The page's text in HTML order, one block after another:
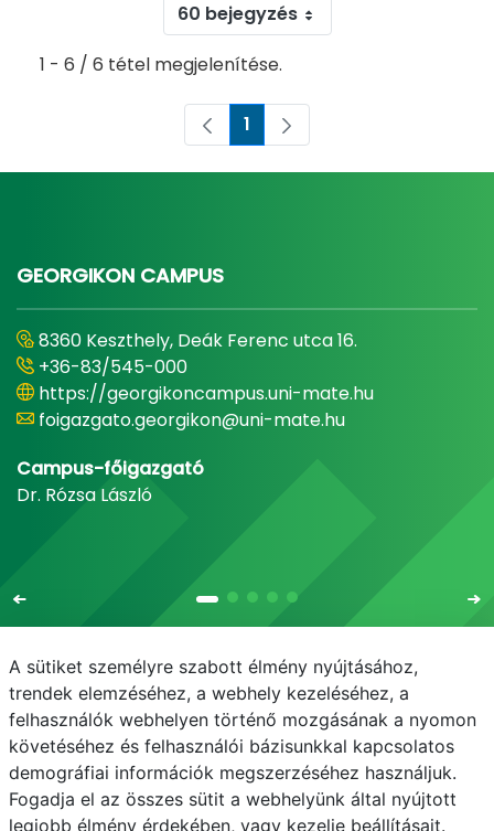
60 bejegyzés
1 - 6 / 6 tétel megjelenítése.
Oldal
1
GEORGIKON CAMPUS
8360 Keszthely, Deák Ferenc utca 16.
+36-83/545-000
https://georgikoncampus.uni-mate.hu
foigazgato.georgikon@uni-mate.hu
Campus-főigazgató
Dr. Rózsa László
E-mail Telefonkönyv NEPTUN
E-learning
Adatvédelem
A sütiket személyre szabott élmény nyújtásához,
trendek elemzéséhez, a webhely kezeléséhez, a
felhasználók webhelyen történő mozgásának a nyomon
követéséhez és felhasználói bázisunkkal kapcsolatos
demográfiai információk megszerzéséhez használjuk.
Fogadja el az összes sütit a webhelyünk által nyújtott
legjobb élmény érdekében, vagy kezelje beállításait.